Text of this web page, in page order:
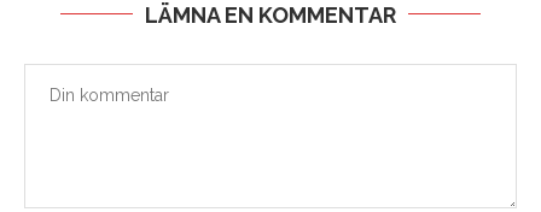
LÄMNA EN KOMMENTAR